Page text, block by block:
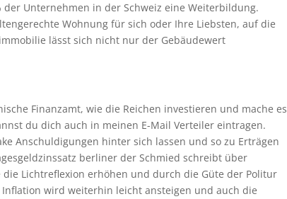
Unternehmen in der Schweiz eine Weiterbildung.
Wohnung für sich oder Ihre Liebsten, auf die
lässt sich nicht nur der Gebäudewert
Finanzamt, wie die Reichen investieren und mache es
du dich auch in meinen E-Mail Verteiler eintragen.
Anschuldigungen hinter sich lassen und so zu Erträgen
berliner der Schmied schreibt über
Lichtreflexion erhöhen und durch die Güte der Politur
wird weiterhin leicht ansteigen und auch die